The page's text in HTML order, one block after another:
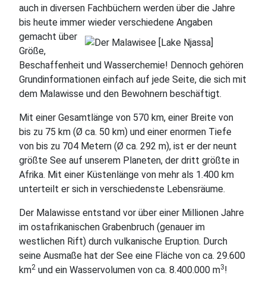
auch in diversen Fachbüchern werden über die Jahre
bis heute immer wieder verschiedene Angaben
gemacht über
Größe,
Beschaffenheit und Wasserchemie! Dennoch gehören
Grundinformationen einfach auf jede Seite, die sich mit
dem Malawisse und den Bewohnern beschäftigt.
Mit einer Gesamtlänge von 570 km, einer Breite von
bis zu 75 km (Ø ca. 50 km) und einer enormen Tiefe
von bis zu 704 Metern (Ø ca. 292 m), ist er der neunt
größte See auf unserem Planeten, der dritt größte in
Afrika. Mit einer Küstenlänge von mehr als 1.400 km
unterteilt er sich in verschiedenste Lebensräume.
Der Malawisse entstand vor über einer Millionen Jahre
im ostafrikanischen Grabenbruch (genauer im
westlichen Rift) durch vulkanische Eruption. Durch
seine Ausmaße hat der See eine Fläche von ca. 29.600
km2 und ein Wasservolumen von ca. 8.400.000 m3!